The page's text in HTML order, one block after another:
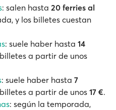
: salen hasta 20 ferries al
y los billetes cuestan
: suele haber hasta 14
a partir de unos
: suele haber hasta 7
a partir de unos 17 €.
: según la temporada,